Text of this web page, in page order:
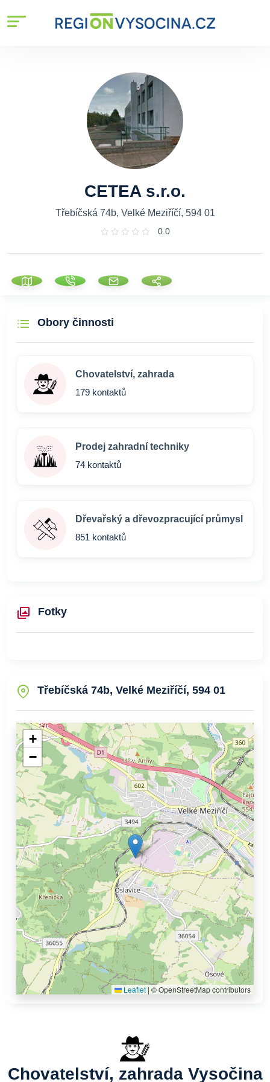
CETEA s.r.o.
Třebíčská 74b, Velké Meziříčí, 594 01
0.0
Obory činnosti
Chovatelství, zahrada
179 kontaktů
Prodej zahradní techniky
74 kontaktů
Dřevařský a dřevozpracující průmysl
851 kontaktů
Fotky
Třebíčská 74b, Velké Meziříčí, 594 01
+
−
Leaflet | © OpenStreetMap contributors
Chovatelství, zahrada Vysočina